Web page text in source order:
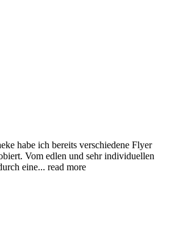
habe ich bereits verschiedene Flyer
Vom edlen und sehr individuellen
eine... read more